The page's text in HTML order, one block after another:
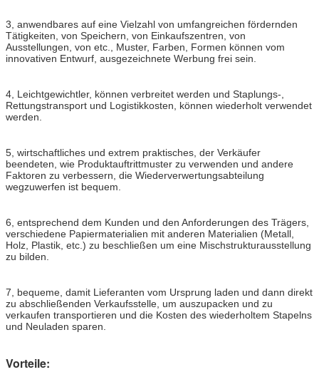
3, anwendbares auf eine Vielzahl von umfangreichen fördernden
Tätigkeiten, von Speichern, von Einkaufszentren, von
Ausstellungen, von etc., Muster, Farben, Formen können vom
innovativen Entwurf, ausgezeichnete Werbung frei sein.
4, Leichtgewichtler, können verbreitet werden und Staplungs-,
Rettungstransport und Logistikkosten, können wiederholt verwendet
werden.
5, wirtschaftliches und extrem praktisches, der Verkäufer
beendeten, wie Produktauftrittmuster zu verwenden und andere
Faktoren zu verbessern, die Wiederverwertungsabteilung
wegzuwerfen ist bequem.
6, entsprechend dem Kunden und den Anforderungen des Trägers,
verschiedene Papiermaterialien mit anderen Materialien (Metall,
Holz, Plastik, etc.) zu beschließen um eine Mischstrukturausstellung
zu bilden.
7, bequeme, damit Lieferanten vom Ursprung laden und dann direkt
zu abschließenden Verkaufsstelle, um auszupacken und zu
verkaufen transportieren und die Kosten des wiederholtem Stapelns
und Neuladen sparen.
Vorteile: